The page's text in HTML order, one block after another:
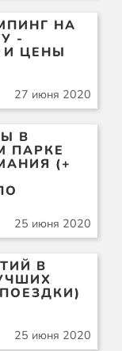
НА
-
ЦЕНЫ
27 июня 2020
В
ПАРКЕ
(+
25 июня 2020
В
25 июня 2020